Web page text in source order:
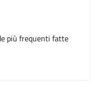
più frequenti fatte